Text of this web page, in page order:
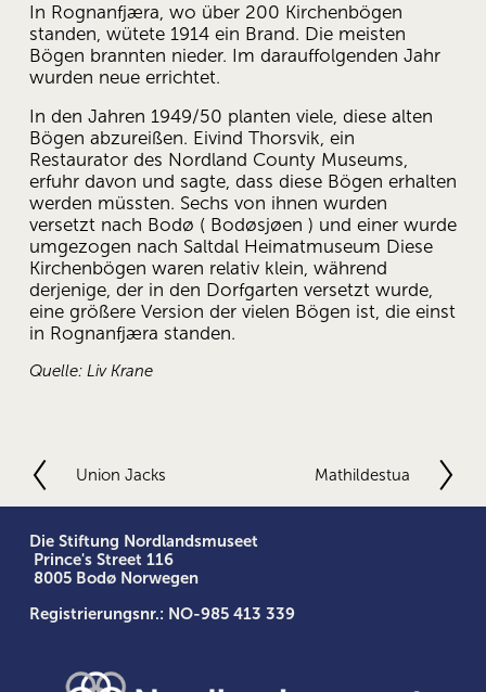
In Rognanfjæra, wo über 200 Kirchenbögen
standen, wütete 1914 ein Brand. Die meisten
Bögen brannten nieder. Im darauffolgenden Jahr
wurden neue errichtet.
In den Jahren 1949/50 planten viele, diese alten
Bögen abzureißen. Eivind Thorsvik, ein
Restaurator des Nordland County Museums,
erfuhr davon und sagte, dass diese Bögen erhalten
werden müssten. Sechs von ihnen wurden
versetzt nach Bodø ( Bodøsjøen ) und einer wurde
umgezogen nach Saltdal Heimatmuseum Diese
Kirchenbögen waren relativ klein, während
derjenige, der in den Dorfgarten versetzt wurde,
eine größere Version der vielen Bögen ist, die einst
in Rognanfjæra standen.
Quelle: Liv Krane
V
h
e
r
i
Union Jacks
N
Mathildestua
Die Stiftung Nordlandsmuseet
Prince's Street 116
8005 Bodø Norwegen
Registrierungsnr.: NO-985 413 339